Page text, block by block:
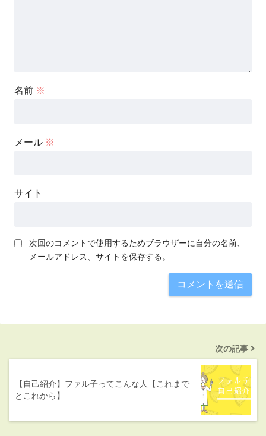
名前 ※
メール ※
サイト
次回のコメントで使用するためブラウザーに自分の名前、
メールアドレス、サイトを保存する。
次の記事
【自己紹介】ファル子ってこんな人【これまで
とこれから】